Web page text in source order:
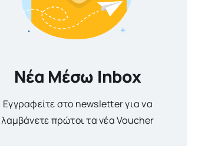
Νέα Μέσω Inbox
Εγγραφείτε στο newsletter για να
λαμβάνετε πρώτοι τα νέα Voucher